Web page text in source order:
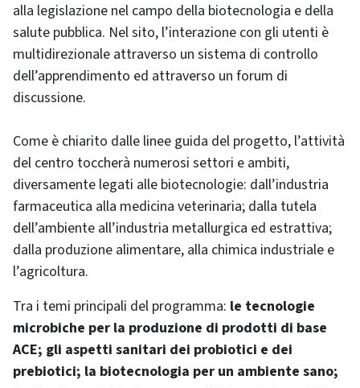
alla legislazione nel campo della biotecnologia e della
salute pubblica. Nel sito, l’interazione con gli utenti è
multidirezionale attraverso un sistema di controllo
dell’apprendimento ed attraverso un forum di
discussione.
Come è chiarito dalle linee guida del progetto, l’attività
del centro toccherà numerosi settori e ambiti,
diversamente legati alle biotecnologie: dall’industria
farmaceutica alla medicina veterinaria; dalla tutela
dell’ambiente all’industria metallurgica ed estrattiva;
dalla produzione alimentare, alla chimica industriale e
l’agricoltura.
Tra i temi principali del programma: le tecnologie
microbiche per la produzione di prodotti di base
ACE; gli aspetti sanitari dei probiotici e dei
prebiotici; la biotecnologia per un ambiente sano;